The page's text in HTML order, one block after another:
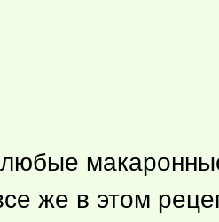
же в этом